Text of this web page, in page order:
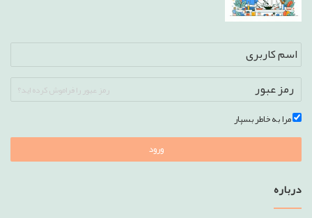
رمز عبور را فراموش کرده اید؟
مرا به خاطر بسپار
ورود
درباره